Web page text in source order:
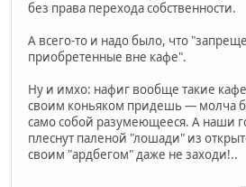
без права перехода собственности.
А всего-то и надо было, что
приобретенные вне кафе".
Ну и имхо: нафиг вообще такие
своим коньяком придешь — молча
само собой разумеющееся. А наши
плеснут паленой "лошади" из
своим "ардбегом" даже не заходи!..